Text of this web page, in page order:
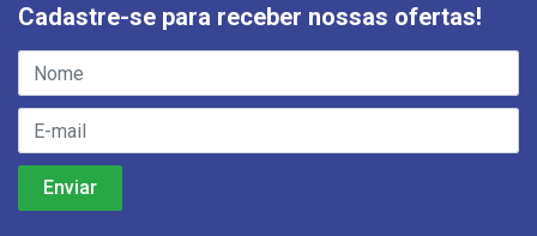
Cadastre-se para receber nossas ofertas!